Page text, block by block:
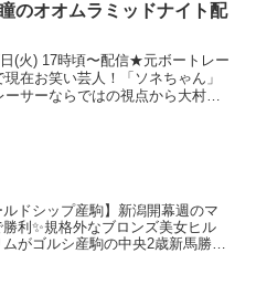
のオオムラミッドナイト配
(火) 17時頃〜配信★元ボートレー
現在お笑い芸人！「ソネちゃん」
ーサーならではの視点から大村ボ
ルドシップ産駒】新潟開幕週のマ
勝利✨規格外なブロンズ美女ヒル
がゴルシ産駒の中央2歳新馬勝ち